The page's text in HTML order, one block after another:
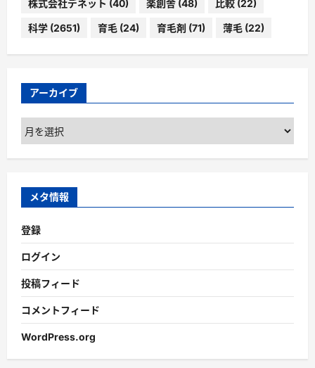
株式会社デネット (40) 楽創舎 (48) 比較 (22)
科学 (2651) 育毛 (24) 育毛剤 (71) 薄毛 (22)
アーカイブ
ア
ー
カ
ブ
メタ情報
登録
ログイン
投稿フィード
コメントフィード
WordPress.org